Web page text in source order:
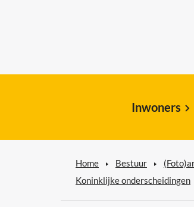
Inwoners
Home Bestuur
Koninklijke onderscheidingen